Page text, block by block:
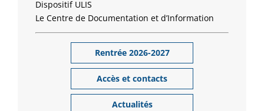
Dispositif ULIS
Le Centre de Documentation et d’Information
Rentrée 2026-2027
Accès et contacts
Actualités